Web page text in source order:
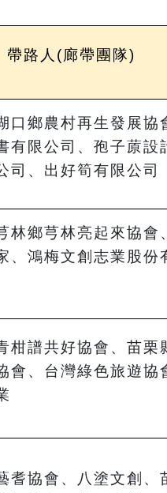
帶路人(廊帶團隊)
口鄉農村再生發展協
有限公司、孢子蒝設
司、出好筍有限公司
林鄉芎林亮起來協會
、鴻梅文創志業股份
柑譜共好協會、苗栗
會、台灣綠色旅遊協
耆協會、八塗文創、